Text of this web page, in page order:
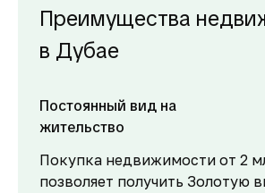
Преимущества
в Дубае
Постоянный вид на
жительство
Покупка недвижимости от 2
позволяет получить Золотую